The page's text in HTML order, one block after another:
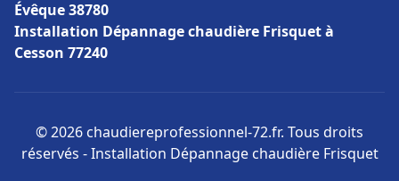
Évêque 38780
Installation Dépannage chaudière Frisquet à
Cesson 77240
© 2026 chaudiereprofessionnel-72.fr. Tous droits
réservés - Installation Dépannage chaudière Frisquet